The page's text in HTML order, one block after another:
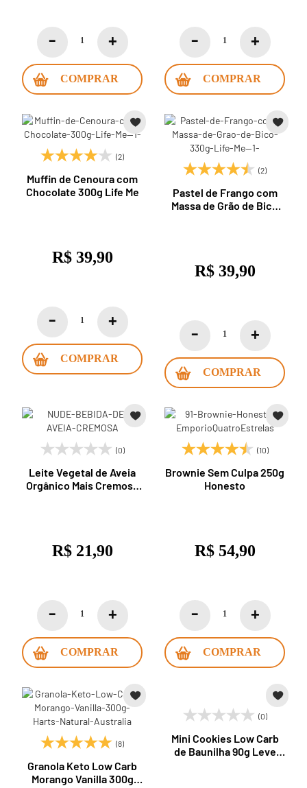
COMPRAR COMPRAR
(2)
Muffin de Cenoura com
Chocolate 300g Life Me
R$ 39,90
COMPRAR
(2)
Pastel de Frango com
Massa de Grão de Bico
R$ 39,90
COMPRAR
(0)
Leite Vegetal de Aveia
Orgânico Mais Cremoso
R$ 21,90
COMPRAR
(10)
Brownie Sem Culpa 250g
Honesto
R$ 54,90
COMPRAR
(8)
Granola Keto Low Carb
Morango Vanilla 300g
(0)
Mini Cookies Low Carb
de Baunilha 90g Leve